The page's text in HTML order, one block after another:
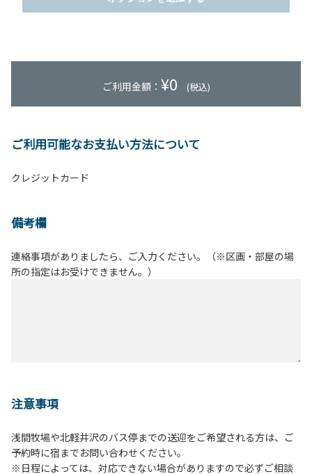
ご利用金額： ¥0 (税込)
ご利用可能なお支払い方法について
クレジットカード
備考欄
連絡事項がありましたら、ご入力ください。（※区画・部屋の場
所の指定はお受けできません。）
注意事項
浅間牧場や北軽井沢のバス停までの送迎をご希望される方は、ご
予約時に宿までお問い合わせください。
※日程によっては、対応できない場合がありますので必ずご相談